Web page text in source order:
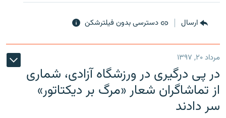
ارسال دسترسی بدون فیلترشکن
مرداد ۲۰, ۱۳۹۷
در پی درگیری در ورزشگاه آزادی، شماری
از تماشاگران شعار «مرگ بر دیکتاتور»
سر دادند